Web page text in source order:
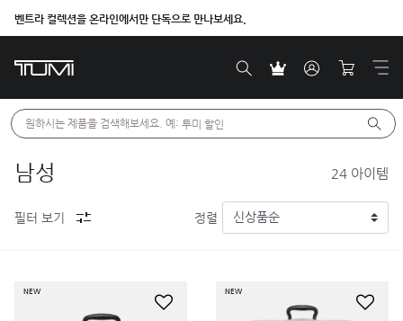
벤트라 컬렉션을 온라인에서만 단독으로 만나보세요.
원하시는 제품을 검색해보세요. 예: 투미 할인
남성 24 아이템
필터 보기 정렬
NEW NEW